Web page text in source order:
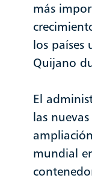
más
los países
Quijano
El
las
mundial